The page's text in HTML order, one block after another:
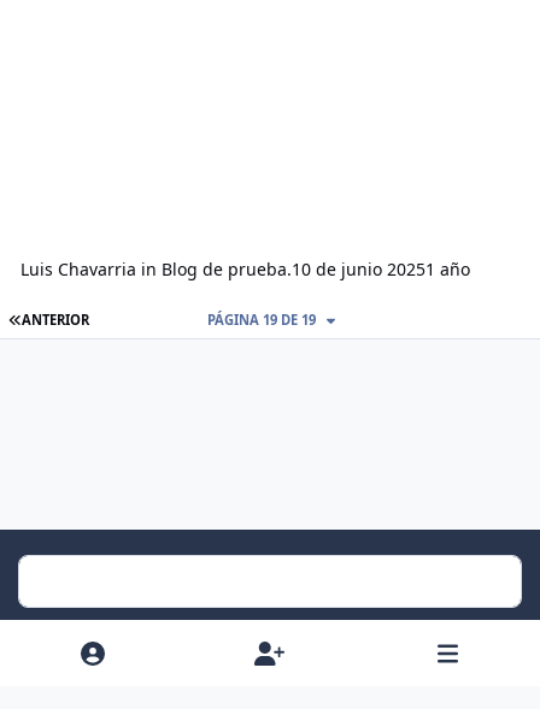
Luis Chavarria in Blog de prueba.10 de junio 20251 año
ANTERIOR PÁGINA 19 DE 19
Light ModeDark ModeSystem Preference
i